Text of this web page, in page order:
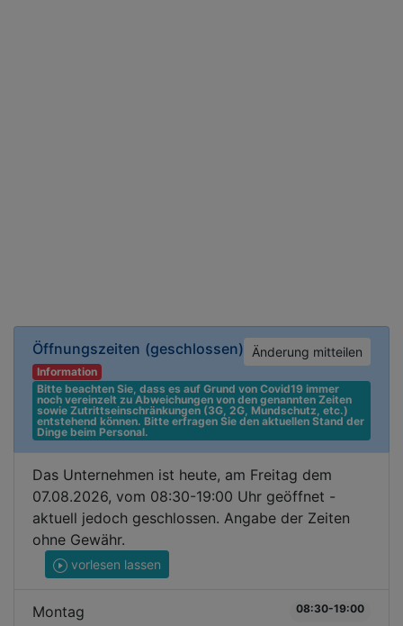
Öffnungszeiten (geschlossen) Änderung mitteilen
Information
Bitte beachten Sie, dass es auf Grund von Covid19 immer
noch vereinzelt zu Abweichungen von den genannten Zeiten
sowie Zutrittseinschränkungen (3G, 2G, Mundschutz, etc.)
entstehend können. Bitte erfragen Sie den aktuellen Stand der
Dinge beim Personal.
Das Unternehmen ist heute, am Freitag dem
07.08.2026, vom 08:30-19:00 Uhr geöffnet -
aktuell jedoch geschlossen. Angabe der Zeiten
ohne Gewähr.
vorlesen lassen
Montag 08:30-19:00